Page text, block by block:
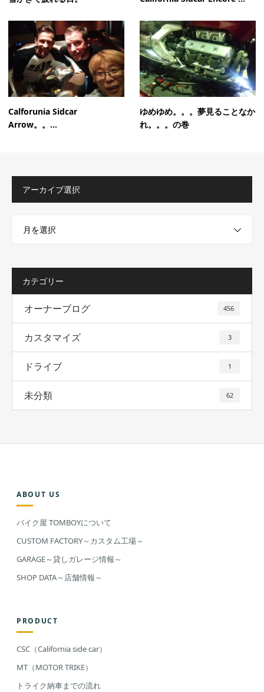
Calforunia Sidcar
Arrow。。...
ゆめゆめ。。。夢見ることなか
れ。。。の巻
アーカイブ選択
月を選択
カテゴリー
オーナーブログ 456
カスタマイズ 3
ドライブ 1
未分類 62
ABOUT US
バイク屋 TOMBOYについて
CUSTOM FACTORY～カスタム工場～
GARAGE～貸しガレージ情報～
SHOP DATA～店舗情報～
PRODUCT
CSC（California side car）
MT（MOTOR TRIKE）
トライク納車までの流れ